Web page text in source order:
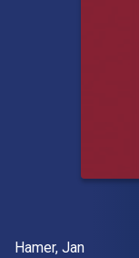
Autore(i)
Hamer, Jan